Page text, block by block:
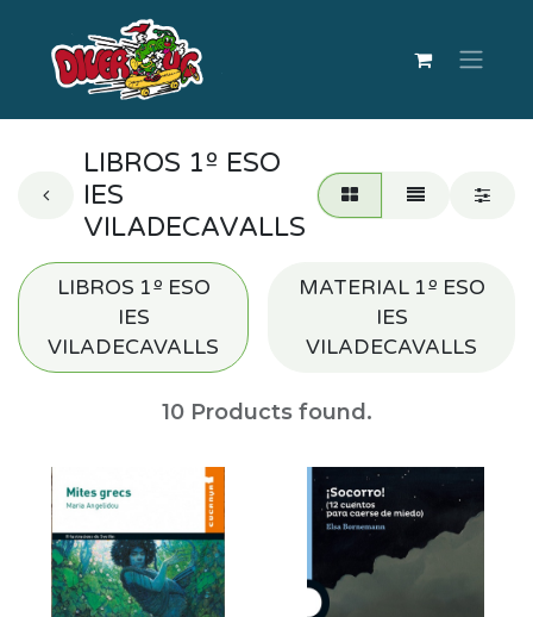
LIBROS 1º ESO
IES
VILADECAVALLS
LIBROS 1º ESO
IES
VILADECAVALLS
MATERIAL 1º ESO
IES
VILADECAVALLS
10Products found.